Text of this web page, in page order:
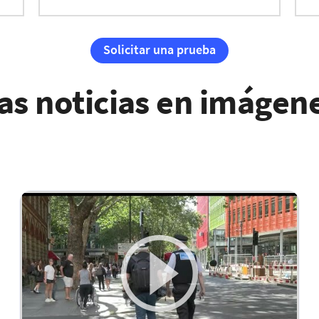
Solicitar una prueba
noticias en